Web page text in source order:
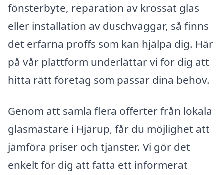
fönsterbyte, reparation av krossat glas
eller installation av duschväggar, så finns
det erfarna proffs som kan hjälpa dig. Här
på vår plattform underlättar vi för dig att
hitta rätt företag som passar dina behov.
Genom att samla flera offerter från lokala
glasmästare i Hjärup, får du möjlighet att
jämföra priser och tjänster. Vi gör det
enkelt för dig att fatta ett informerat